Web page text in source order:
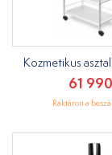
Kozmetikus
61
Raktáron a